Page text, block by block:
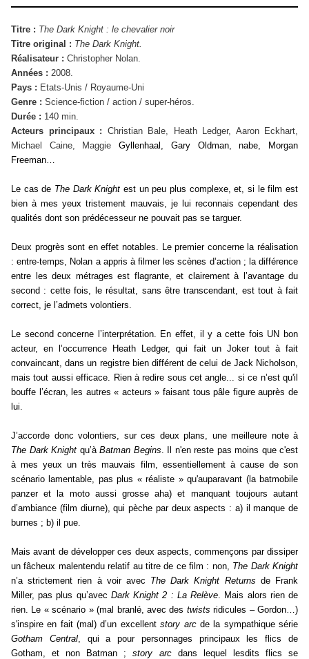
Titre : The Dark Knight : le chevalier noir
Titre original : The Dark Knight.
Réalisateur : Christopher Nolan.
Années : 2008.
Pays : Etats-Unis / Royaume-Uni
Genre : Science-fiction / action / super-héros.
Durée : 140 min.
Acteurs principaux : Christian Bale, Heath Ledger, Aaron Eckhart,
Michael Caine, MaggieGyllenhaal, Gary Oldman, nabe, Morgan
Freeman…
Le cas de The Dark Knight est un peu plus complexe, et, si le film est
bien à mes yeux tristement mauvais, je lui reconnais cependant des
qualités dont son prédécesseur ne pouvait pas se targuer.
Deux progrès sont en effet notables. Le premier concerne la réalisation
: entre-temps, Nolan a appris à filmer les scènes d’action ; la différence
entre les deux métrages est flagrante, et clairement à l’avantage du
second : cette fois, le résultat, sans être transcendant, est tout à fait
correct, je l’admets volontiers.
Le second concerne l’interprétation. En effet, il y a cette fois UN bon
acteur, en l’occurrence Heath Ledger, qui fait un Joker tout à fait
convaincant, dans un registre bien différent de celui de Jack Nicholson,
mais tout aussi efficace. Rien à redire sous cet angle... si ce n’est qu'il
bouffe l’écran, les autres « acteurs » faisant tous pâle figure auprès de
lui.
J’accorde donc volontiers, sur ces deux plans, une meilleure note à
The Dark Knight qu’à Batman Begins . Il n'en reste pas moins que c'est
à mes yeux un très mauvais film, essentiellement à cause de son
scénario lamentable, pas plus « réaliste » qu'auparavant (la batmobile
panzer et la moto aussi grosse aha) et manquant toujours autant
d’ambiance (film diurne), qui pèche par deux aspects : a) il manque de
burnes ; b) il pue.
Mais avant de développer ces deux aspects, commençons par dissiper
un fâcheux malentendu relatif au titre de ce film : non, The Dark Knight
n’a strictement rien à voir avec The Dark Knight Returns de Frank
Miller, pas plus qu’avec Dark Knight 2 : La Relève . Mais alors rien de
rien. Le « scénario » (mal branlé, avec des twists ridicules – Gordon…)
s'inspire en fait (mal) d’un excellentstory arcde la sympathique série
Gotham Central, qui a pour personnages principaux les flics de
Gotham, et non Batman ;story arcdans lequel lesdits flics se